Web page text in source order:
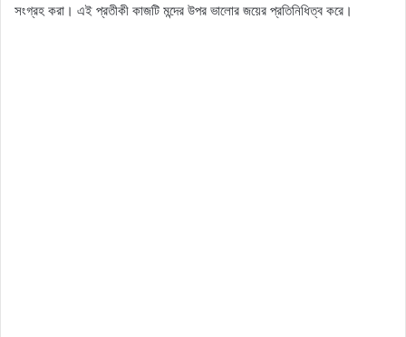
সংগ্রহ করা। এই প্রতীকী কাজটি মন্দের উপর ভালোর জয়ের প্রতিনিধিত্ব করে।